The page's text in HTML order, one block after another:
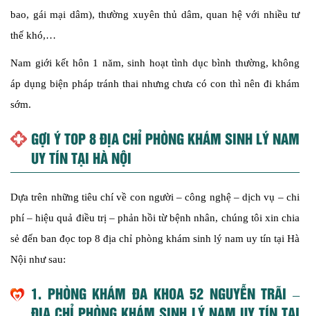
bao, gái mại dâm), thường xuyên thủ dâm, quan hệ với nhiều tư
thế khó,…
Nam giới kết hôn 1 năm, sinh hoạt tình dục bình thường, không
áp dụng biện pháp tránh thai nhưng chưa có con thì nên đi khám
sớm.
GỢI Ý TOP 8 ĐỊA CHỈ PHÒNG KHÁM SINH LÝ NAM
UY TÍN TẠI HÀ NỘI
Dựa trên những tiêu chí về con người – công nghệ – dịch vụ – chi
phí – hiệu quả điều trị – phản hồi từ bệnh nhân, chúng tôi xin chia
sẻ đến ban đọc top 8 địa chỉ phòng khám sinh lý nam uy tín tại Hà
Nội như sau:
1. PHÒNG KHÁM ĐA KHOA 52 NGUYỄN TRÃI –